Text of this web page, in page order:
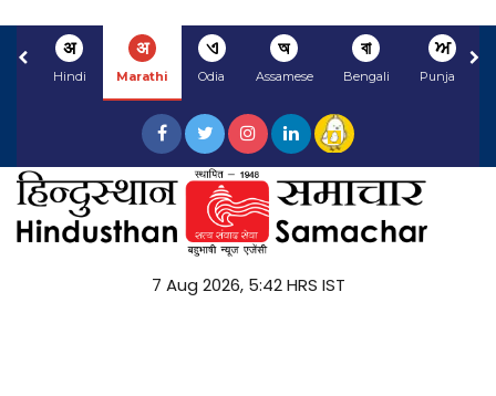
अ
Hindi
अ
Marathi
ଏ
Odia
অ
Assamese
বা
Bengali
ਅ
Punjabi
7 Aug 2026, 5:42 HRS IST